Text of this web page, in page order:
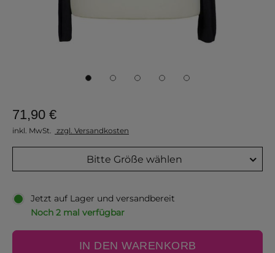
71,90 €
inkl. MwSt. zzgl. Versandkosten
Bitte Größe wählen
Jetzt auf Lager und versandbereit
Noch 2 mal verfügbar
IN DEN WARENKORB